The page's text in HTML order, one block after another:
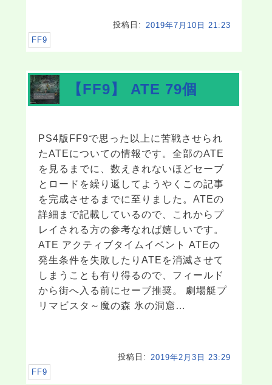
投稿日:
2019年7月10日 21:23
FF9
【FF9】 ATE 79個
PS4版FF9で思った以上に苦戦させられ
たATEについての情報です。全部のATE
を見るまでに、数えきれないほどセーブ
とロードを繰り返してようやくこの記事
を完成させるまでに至りました。ATEの
詳細まで記載しているので、これからプ
レイされる方の参考なれば嬉しいです。
ATE アクティブタイムイベント ATEの
発生条件を失敗したりATEを消滅させて
しまうことも有り得るので、フィールド
から街へ入る前にセーブ推奨。 劇場艇プ
リマビスタ～魔の森 氷の洞窟…
投稿日:
2019年2月3日 23:29
FF9